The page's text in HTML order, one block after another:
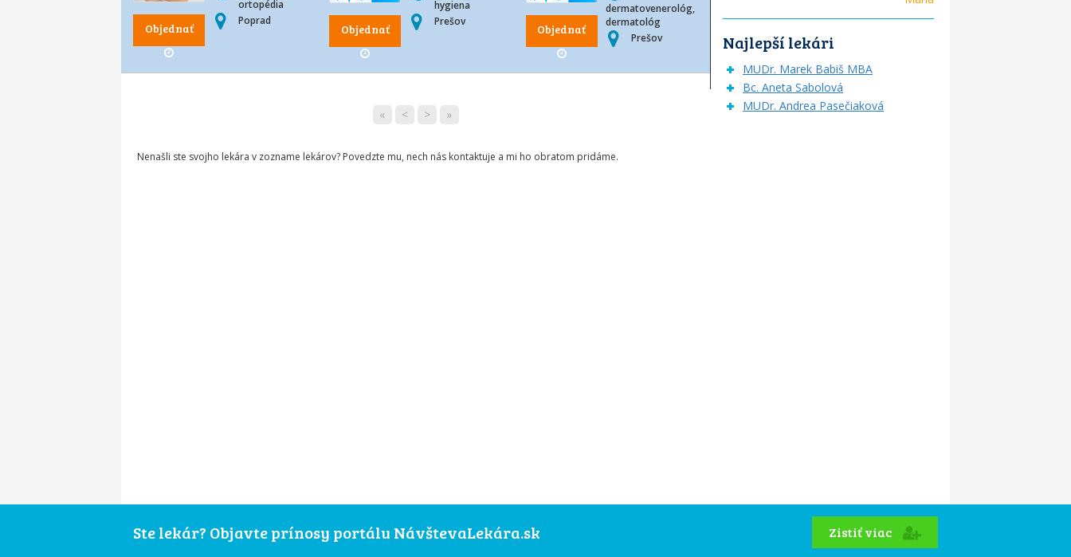
Objednať
ortopédia
Poprad
Objednať
hygiena
Prešov
Objednať
dermatovenerológ,
dermatológ
Prešov
« < > »
Nenašli ste svojho lekára v zozname lekárov? Povedzte mu, nech nás kontaktuje a mi ho obratom pridáme.
Najlepší lekári
MUDr. Marek Babiš MBA
Bc. Aneta Sabolová
MUDr. Andrea Pasečiaková
Ste lekár? Objavte prínosy portálu NávštevaLekára.sk Zistiť viac